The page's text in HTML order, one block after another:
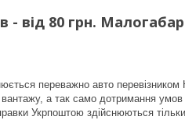
- від 80 грн.
переважно авто
а так само дотримання
Укрпоштою здійснюються